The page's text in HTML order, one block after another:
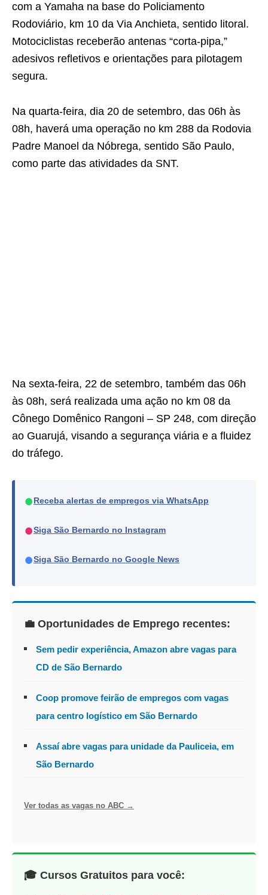
com a Yamaha na base do Policiamento
Rodoviário, km 10 da Via Anchieta, sentido litoral.
Motociclistas receberão antenas “corta-pipa,”
adesivos refletivos e orientações para pilotagem
segura.
Na quarta-feira, dia 20 de setembro, das 06h às
08h, haverá uma operação no km 288 da Rodovia
Padre Manoel da Nóbrega, sentido São Paulo,
como parte das atividades da SNT.
Na sexta-feira, 22 de setembro, também das 06h
às 08h, será realizada uma ação no km 08 da
Cônego Domênico Rangoni – SP 248, com direção
ao Guarujá, visando a segurança viária e a fluidez
do tráfego.
● Receba alertas de empregos via WhatsApp
●Siga São Bernardo no Instagram
●Siga São Bernardo no Google News
💼 Oportunidades de Emprego recentes:
Sem pedir experiência, Amazon abre vagas para
CD de São Bernardo
Coop promove feirão de empregos com vagas
para centro logístico em São Bernardo
Assaí abre vagas para unidade da Pauliceia, em
São Bernardo
Ver todas as vagas no ABC →
🎓 Cursos Gratuitos para você: